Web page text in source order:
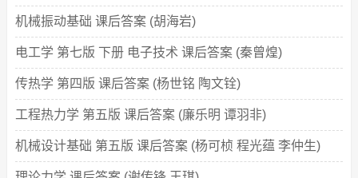
机械振动基础 课后答案 (胡海岩)
电工学 第七版 下册 电子技术 课后答案 (秦曾煌)
传热学 第四版 课后答案 (杨世铭 陶文铨)
工程热力学 第五版 课后答案 (廉乐明 谭羽非)
机械设计基础 第五版 课后答案 (杨可桢 程光蕴 李仲生)